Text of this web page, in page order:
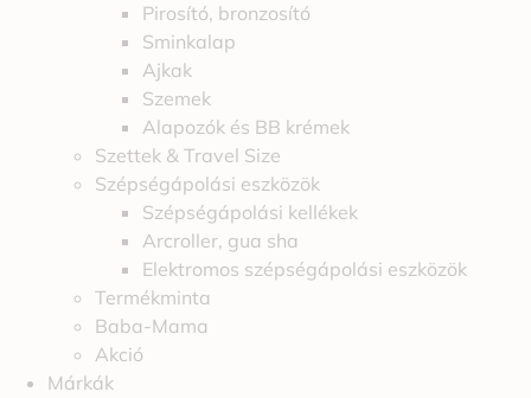
Pirosító, bronzosító
Sminkalap
Ajkak
Szemek
Alapozók és BB krémek
Szettek & Travel Size
Szépségápolási eszközök
Szépségápolási kellékek
Arcroller, gua sha
Elektromos szépségápolási eszközök
Termékminta
Baba-Mama
Akció
Márkák